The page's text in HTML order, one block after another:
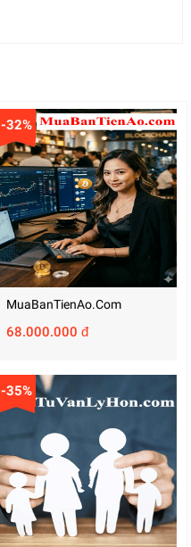
-32%
MuaBanTienAo.com
68.000.000 đ
-35%